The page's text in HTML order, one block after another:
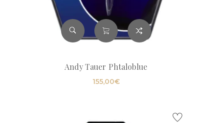
Andy Tauer Phtaloblue
155,00€